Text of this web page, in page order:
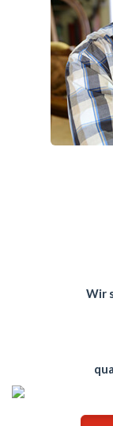
Wir